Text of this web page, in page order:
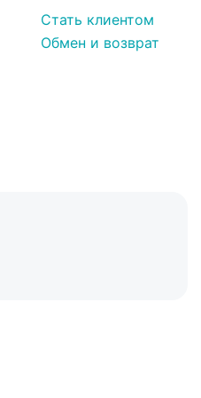
Стать клиентом
Обмен и возврат